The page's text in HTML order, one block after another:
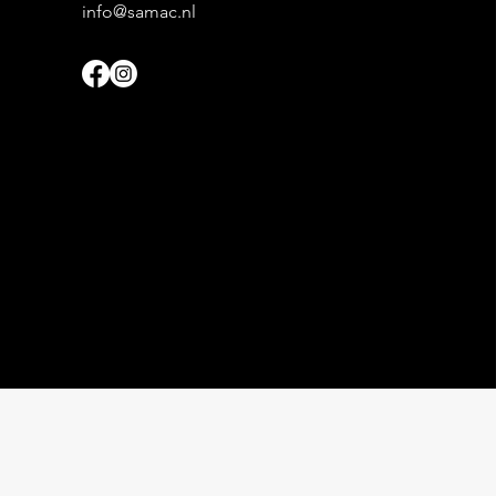
info@samac.nl